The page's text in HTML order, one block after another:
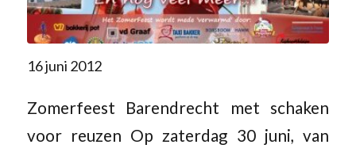
16 juni 2012
Zomerfeest Barendrecht met schaken
voor reuzen Op zaterdag 30 juni, van